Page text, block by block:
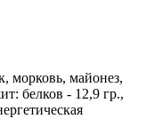
морковь, майонез,
белков - 12,9 гр.,